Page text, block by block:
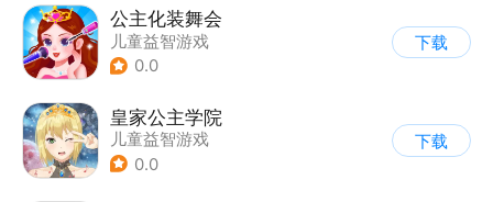
公主化装舞会
儿童益智游戏
0.0
下载
皇家公主学院
儿童益智游戏
0.0
下载